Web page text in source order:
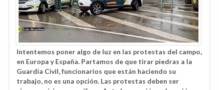
Intentemos poner algo de luz en las protestas del campo,
en Europa y España. Partamos de que tirar piedras a la
Guardia Civil, funcionarios que están haciendo su
trabajo, no es una opción. Las protestas deben ser